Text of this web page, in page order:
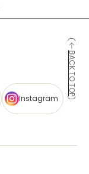
BACK TO TOP
Instagram